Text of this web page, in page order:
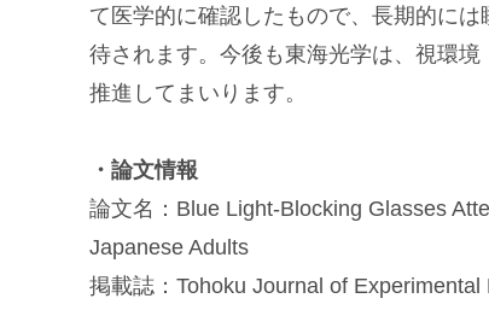
て医学的に確認したもので、長期的に
待されます。今後も東海光学は、視環
推進してまいります。
・論文情報
論文名：Blue Light-Blocking Glasses
Japanese Adults
掲載誌：Tohoku Journal of